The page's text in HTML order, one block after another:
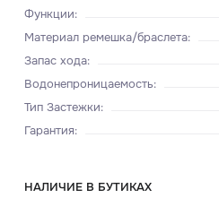
Функции:
Материал ремешка/браслета:
Запас хода:
Водонепроницаемость:
Тип Застежки:
Гарантия:
НАЛИЧИЕ В БУТИКАХ